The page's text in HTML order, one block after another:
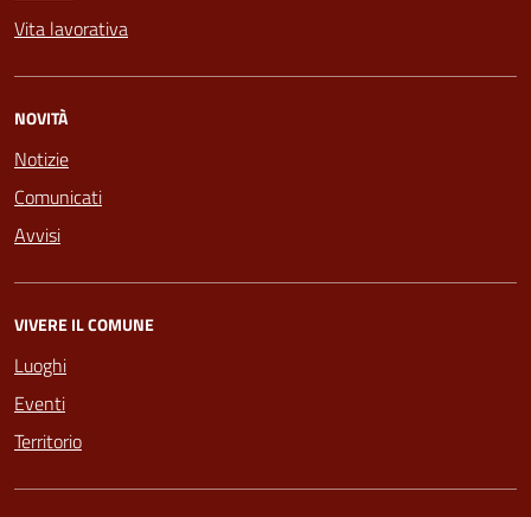
Vita lavorativa
NOVITÀ
Notizie
Comunicati
Avvisi
VIVERE IL COMUNE
Luoghi
Eventi
Territorio